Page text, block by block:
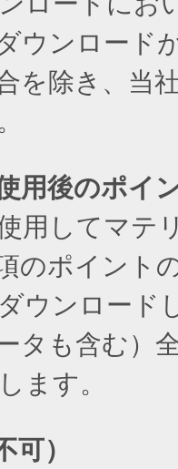
ウンロード
を除き、当
用後のポイ
用してマテ
のポイント
ウンロード
タも含む）
ます。
）